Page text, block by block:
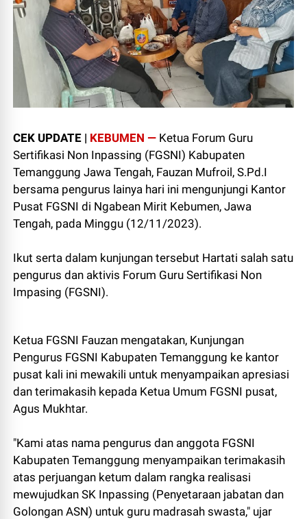
CEK UPDATE | KEBUMEN — Ketua Forum Guru
Sertifikasi Non Inpassing (FGSNI) Kabupaten
Temanggung Jawa Tengah, Fauzan Mufroil, S.Pd.I
bersama pengurus lainya hari ini mengunjungi Kantor
Pusat FGSNI di Ngabean Mirit Kebumen, Jawa
Tengah, pada Minggu (12/11/2023).
Ikut serta dalam kunjungan tersebut Hartati salah satu
pengurus dan aktivis Forum Guru Sertifikasi Non
Impasing (FGSNI).
Ketua FGSNI Fauzan mengatakan, Kunjungan
Pengurus FGSNI Kabupaten Temanggung ke kantor
pusat kali ini mewakili untuk menyampaikan apresiasi
dan terimakasih kepada Ketua Umum FGSNI pusat,
Agus Mukhtar.
"Kami atas nama pengurus dan anggota FGSNI
Kabupaten Temanggung menyampaikan terimakasih
atas perjuangan ketum dalam rangka realisasi
mewujudkan SK Inpassing (Penyetaraan jabatan dan
Golongan ASN) untuk guru madrasah swasta," ujar